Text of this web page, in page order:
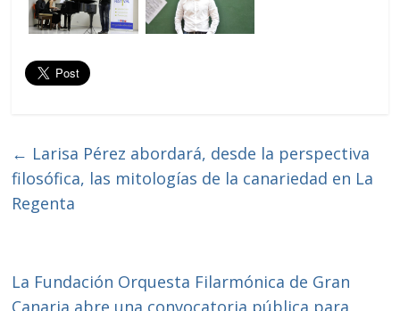
← Larisa Pérez abordará, desde la perspectiva
filosófica, las mitologías de la canariedad en La
Regenta
La Fundación Orquesta Filarmónica de Gran
Canaria abre una convocatoria pública para